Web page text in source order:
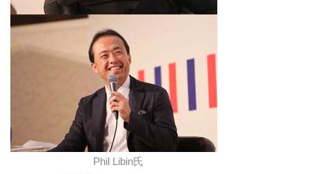
Phil Libin氏